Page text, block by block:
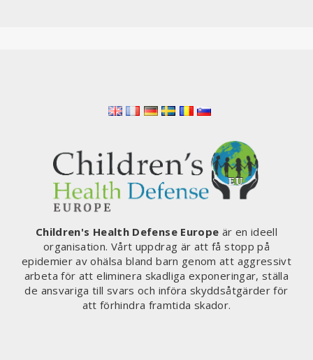
Children's Health Defense Europe är en ideell
organisation. Vårt uppdrag är att få stopp på
epidemier av ohälsa bland barn genom att aggressivt
arbeta för att eliminera skadliga exponeringar, ställa
de ansvariga till svars och införa skyddsåtgärder för
att förhindra framtida skador.